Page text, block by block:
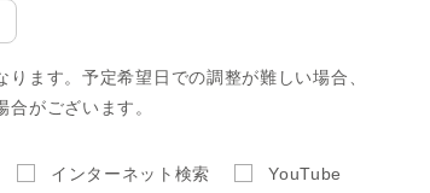
ます。予定希望日での調整が難しい場合、
がございます。
インターネット検索
YouTube